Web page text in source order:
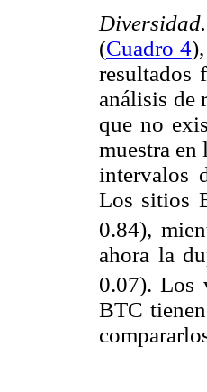
Diversidad.
(Cuadro 4
resultados
análisis de
que no
muestra
intervalos
Los sitios
0.84),
ahora la
0.07). Los
BTC